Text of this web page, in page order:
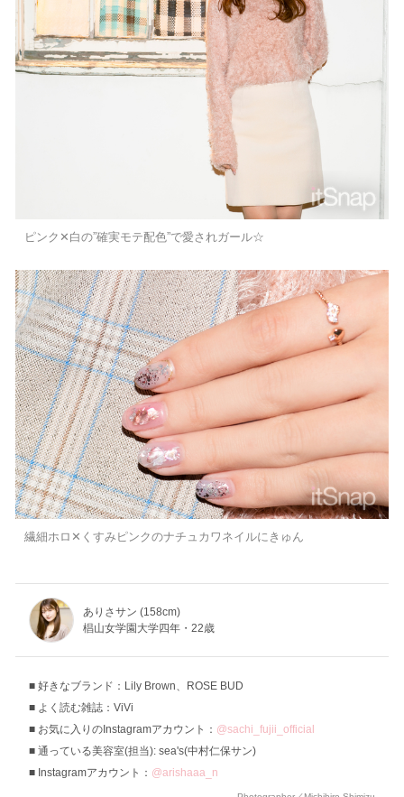
ピンク✕白の”確実モテ配色”で愛されガール☆
繊細ホロ✕くすみピンクのナチュカワネイルにきゅん
ありさサン (158cm)
椙山女学園大学四年・22歳
好きなブランド：Lily Brown、ROSE BUD
よく読む雑誌：ViVi
お気に入りのInstagramアカウント： @sachi_fujii_official
通っている美容室(担当): sea's(中村仁保サン)
Instagramアカウント： @arishaaa_n